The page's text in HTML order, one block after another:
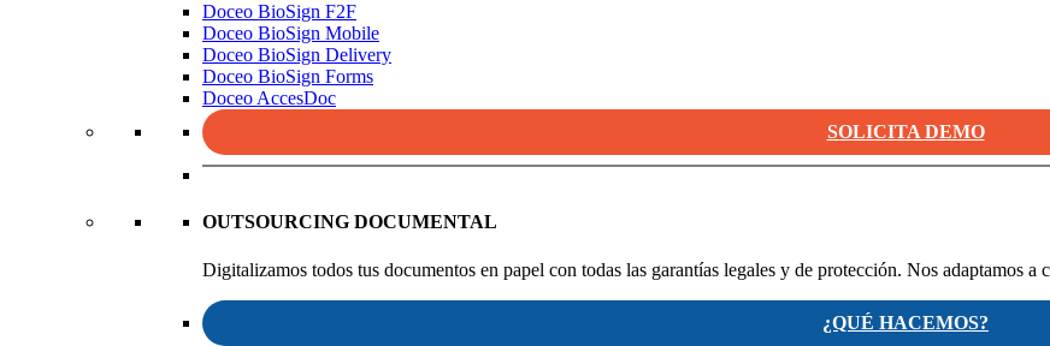
Doceo BioSign F2F
Doceo BioSign Mobile
Doceo BioSign Delivery
Doceo BioSign Forms
Doceo AccesDoc
SOLICITA DEMO
OUTSOURCING DOCUMENTAL
Digitalizamos todos tus documentos en papel con todas las garantías legales y de protección. Nos adaptamos a
¿QUÉ HACEMOS?